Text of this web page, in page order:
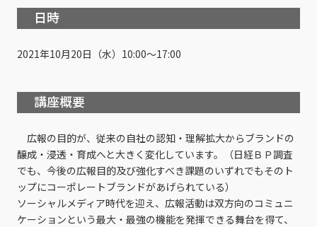
日時
2021年10月20日（水）10:00～17:00
講座概要
広報の目的が、従来の自社の認知・理解拡大からブランドの
醸成・浸透・育成へと大きく変化しています。（日経ＢＰ調査
でも、今後の広報目的及び強化すべき課題のいずれでもそのト
ップにコーポレートブランドがあげられている）
ソーシャルメディア時代を迎え、広報活動は双方向のコミュニ
ケーションという最大・最強の機能を発揮できる舞台を得て、